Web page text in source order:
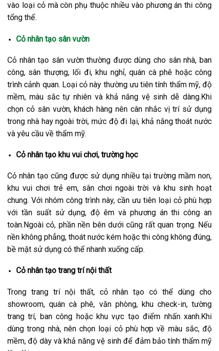
vào loại cỏ mà còn phụ thuộc nhiều vào phương án thi công
tổng thể.
Cỏ nhân tạo sân vườn
Cỏ nhân tạo sân vườn thường được dùng cho sân nhà, ban
công, sân thượng, lối đi, khu nghỉ, quán cà phê hoặc công
trình cảnh quan. Loại cỏ này thường ưu tiên tính thẩm mỹ, độ
mềm, màu sắc tự nhiên và khả năng vệ sinh dễ dàng.Khi
chọn cỏ sân vườn, khách hàng nên cân nhắc vị trí sử dụng
trong nhà hay ngoài trời, mức độ đi lại, khả năng thoát nước
và yêu cầu về thẩm mỹ.
Cỏ nhân tạo khu vui chơi, trường học
Cỏ nhân tạo cũng được sử dụng nhiều tại trường mầm non,
khu vui chơi trẻ em, sân chơi ngoài trời và khu sinh hoạt
chung. Với nhóm công trình này, cần ưu tiên loại cỏ phù hợp
với tần suất sử dụng, độ êm và phương án thi công an
toàn. Ngoài cỏ, phần nền bên dưới cũng rất quan trọng. Nếu
nền không phẳng, thoát nước kém hoặc thi công không đúng,
bề mặt sử dụng có thể nhanh xuống cấp.
Cỏ nhân tạo trang trí nội thất
Trong trang trí nội thất, cỏ nhân tạo có thể dùng cho
showroom, quán cà phê, văn phòng, khu check-in, tường
trang trí, ban công hoặc khu vực tạo điểm nhấn xanh.Khi
dùng trong nhà, nên chọn loại cỏ phù hợp về màu sắc, độ
mềm, độ dày và khả năng vệ sinh để đảm bảo tính thẩm mỹ